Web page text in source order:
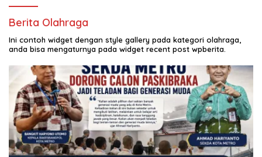
Berita Olahraga
Ini contoh widget dengan style gallery pada kategori olahraga,
anda bisa mengaturnya pada widget recent post wpberita.